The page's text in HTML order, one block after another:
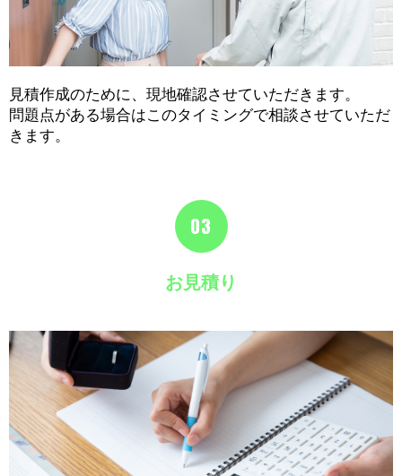
見積作成のために、現地確認させていただきます。
問題点がある場合はこのタイミングで相談させていただ
きます。
03
お見積り